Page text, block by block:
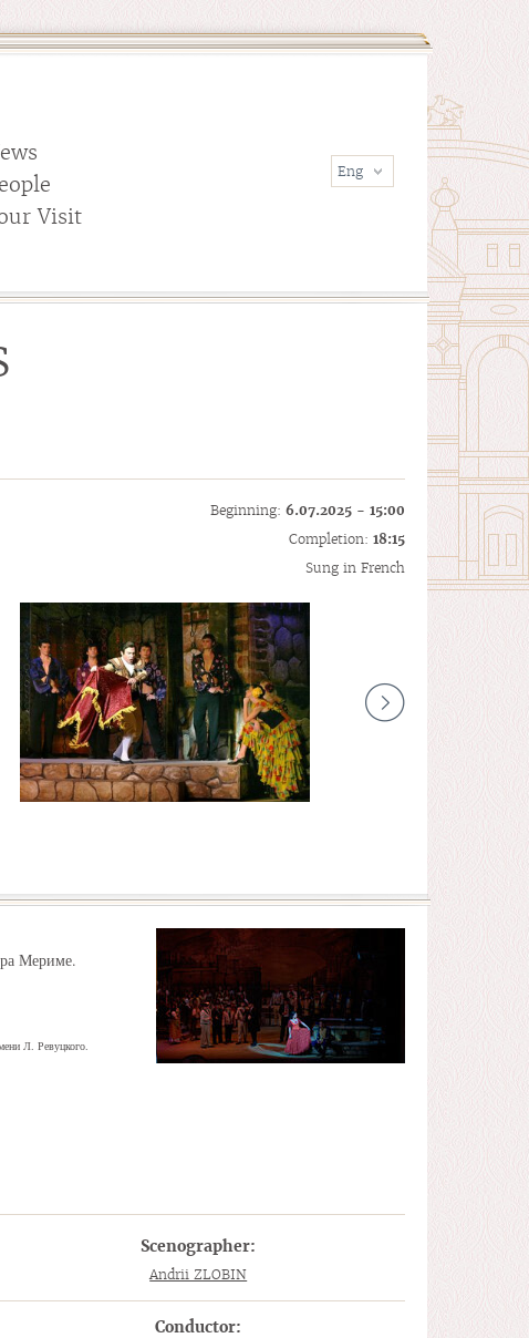
Visit
Beginning: 6.07.2025 - 15:00
Completion: 18:15
Sung in French
Мериме.
Л. Ревуцкого.
Scenographer:
Andrii ZLOBIN
Conductor: